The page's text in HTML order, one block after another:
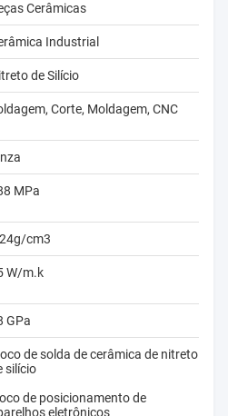
Cerâmicas
Industrial
de Silício
Corte, Moldagem, CNC
MPa
cm3
W/m.k
GPa
de solda de cerâmica de nitreto
silício
de posicionamento de
eletrônicos